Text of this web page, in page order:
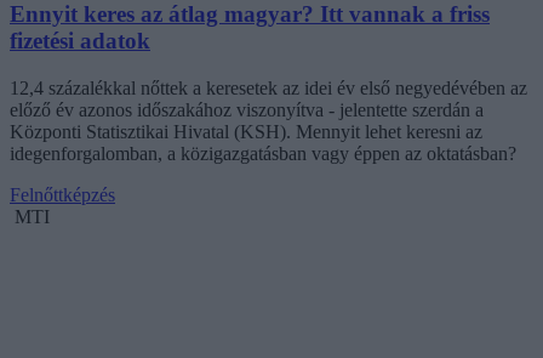
Ennyit keres az átlag magyar? Itt vannak a friss
fizetési adatok
12,4 százalékkal nőttek a keresetek az idei év első negyedévében az
előző év azonos időszakához viszonyítva - jelentette szerdán a
Központi Statisztikai Hivatal (KSH). Mennyit lehet keresni az
idegenforgalomban, a közigazgatásban vagy éppen az oktatásban?
Felnőttképzés
MTI